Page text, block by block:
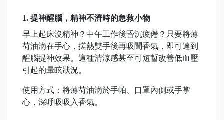
1. 提神醒腦，精神不濟時的急救小物
早上起床沒精神？中午工作後昏沉疲倦？只要將薄
荷油滴在手心，搓熱雙手後再吸聞香氣，即可達到
醒腦提神效果。這種清涼感甚至可短暫改善低血壓
引起的暈眩狀況。
使用方式：將薄荷油滴於手帕、口罩內側或手掌
心，深呼吸吸入香氣。